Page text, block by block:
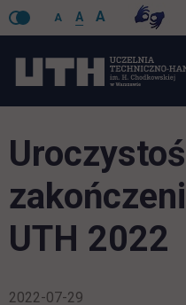
A A A
UTH 2022
2022-07-29